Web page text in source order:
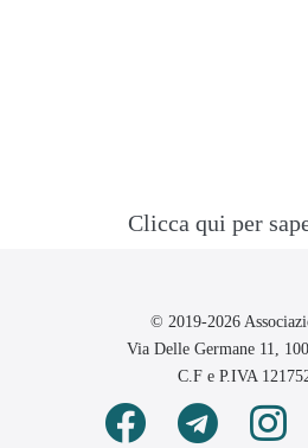
Clicca qui per
© 2019-2026
Via Delle Germane 11,
C.F e P.IVA